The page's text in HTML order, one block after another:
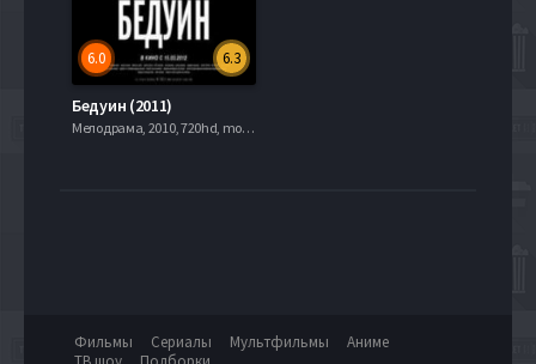
6.3
6.0
Бедуин (2011)
Мелодрама, 2010, 720hd, mobilen
Фильмы Сериалы Мультфильмы
Аниме